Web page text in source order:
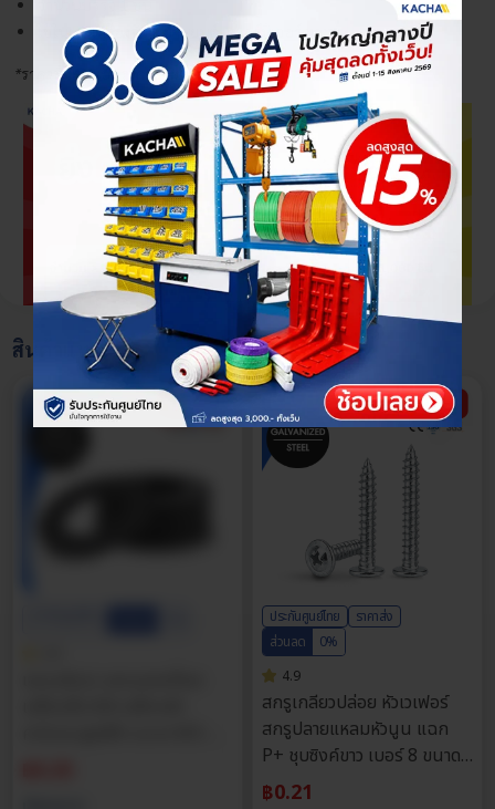
|
ขนาด
M3,
M4,
M5,
M6
|
ความ
ยาว:
4-
70
มม.
|
จำหน่าย
ชิ้น
ใช้ในงานเครื่องจักร, ยานยนต์, เฟอร์นิเจอร์ ฯลฯ
*ราคาที่แสดงเป็นราคาจำหน่ายต่อชิ้น
กรณีสั่งซื้อสินค้ามากกว่า 5,000 ชิ้นขึ้นไปติดต่อเซลล์เพื่อรับราคาส่ง
พิเศษ!
ตารางราคาสกรูหัวจมเตเปอร์
แสดงเพิ่มเติม
สินค้าแนะนำ
ประกันศูนย์ไทย
ราคาส่ง
ส่วนลด
0%
4.9
สกรูเกลียวปล่อย หัวเวเฟอร์
สกรูปลายแหลมหัวนูน แฉก
P+ ชุบซิงค์ขาว เบอร์ 8 ขนาด
4หุน - 16หุน
฿0.21
เลือกตัวเลือกสินค้า